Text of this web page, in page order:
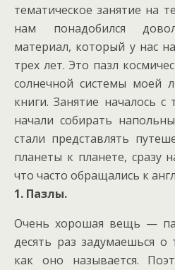
тематическое занятие на
нам понадобился
материал, который у нас
трех лет. Это пазл
солнечной системы
книги. Занятие началось
начали собирать
стали представлять
планеты к планете, сразу
что часто обращались к
1. Пазлы.
Очень хорошая вещь —
десять раз задумаешься
как оно называется.